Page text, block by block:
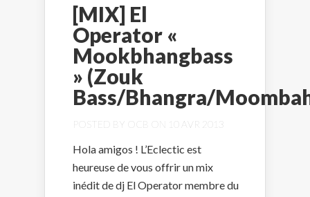
[MIX] El
Operator «
Mookbhangbass
» (Zouk
Bass/Bhangra/
POSTED BY OCB ON 10 AVR 2013
Hola amigos ! L’Eclectic est
heureuse de vous offrir un mix
inédit de dj El Operator membre du